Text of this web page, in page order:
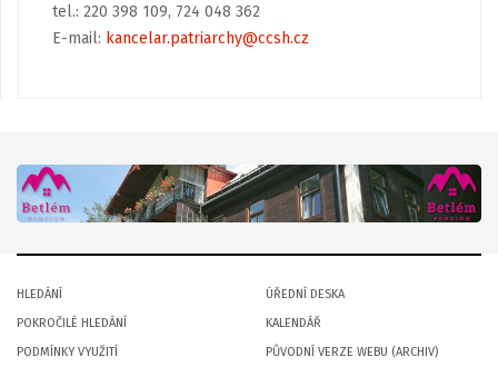
tel.: 220 398 109, 724 048 362
E-mail: kancelar.patriarchy@ccsh.cz
HLEDÁNÍ
POKROČILÉ HLEDÁNÍ
PODMÍNKY VYUŽITÍ
ÚŘEDNÍ DESKA
KALENDÁŘ
PŮVODNÍ VERZE WEBU (ARCHIV)